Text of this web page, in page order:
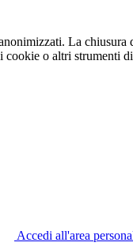
La
cookie o altri strumenti
Accedi all'area